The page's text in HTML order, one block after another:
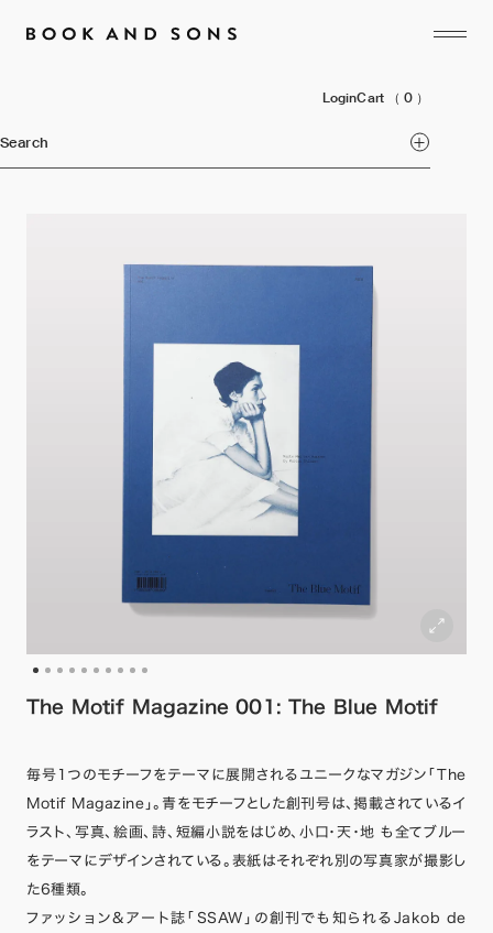
LoginCart （ 0 ）
Search
The Motif Magazine 001: The Blue Motif
毎号1つのモチーフをテーマに展開されるユニークなマガジン「The
Motif Magazine」。青をモチーフとした創刊号は、掲載されているイ
ラスト、写真、絵画、詩、短編小説をはじめ、小口・天・地 も全てブルー
をテーマにデザインされている。表紙はそれぞれ別の写真家が撮影し
た6種類。
ファッション&アート誌「SSAW」の創刊でも知られるJakob de